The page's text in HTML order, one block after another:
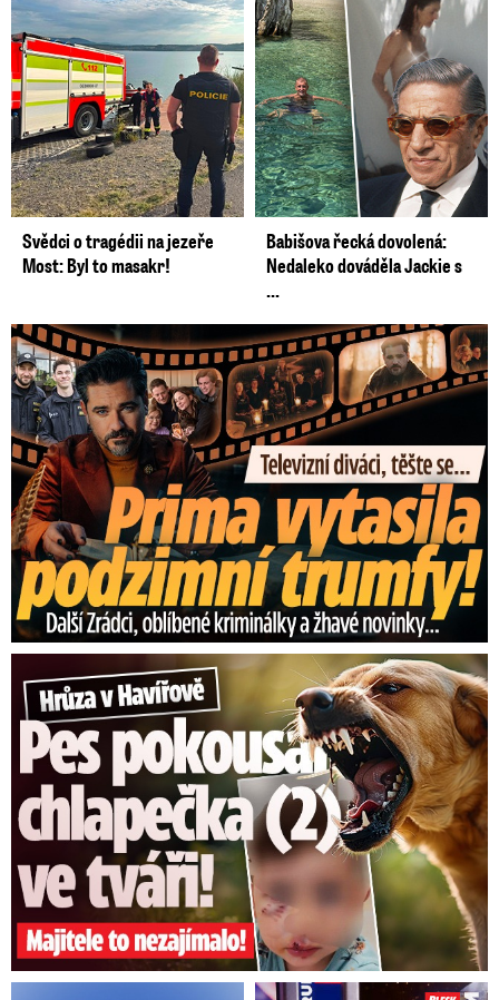
Svědci o tragédii na jezeře
Most: Byl to masakr!
Babišova řecká dovolená:
Nedaleko dováděla Jackie s
...
Prima vytasila podzimní trumfy! Další Zrádci a žhavé novinky
Hrůza v Havířově: Pes pokousal chlapečka (2) ve tváři!